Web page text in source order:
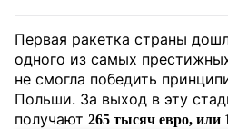
Первая ракетка страны
одного из самых
не смогла победить
Польши. За выход в эту
получают 265 тысяч евро, или